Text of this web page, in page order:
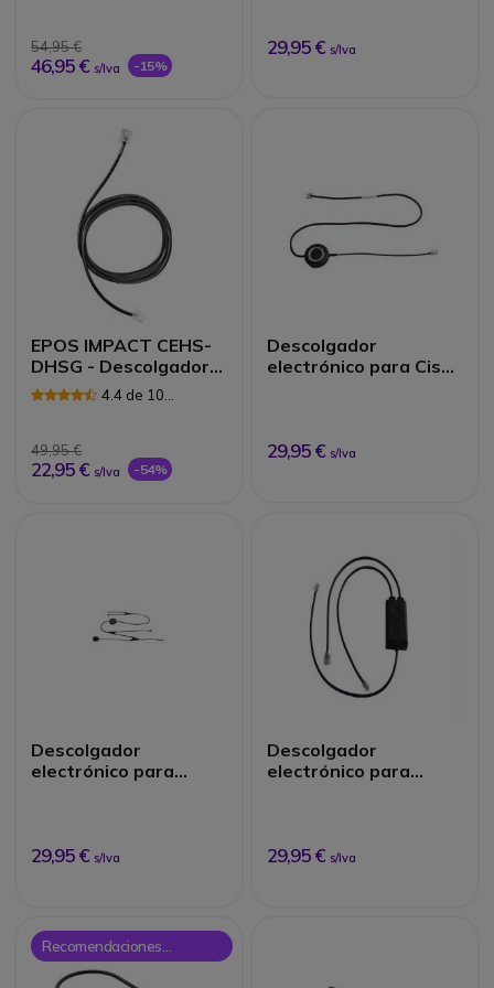
54,95 €
46,95 € s/Iva -15%
29,95 € s/Iva
EPOS IMPACT CEHS-
DHSG - Descolgador
electr
4.4 de 10
49,95 €
22,95 € s/Iva -54%
Descolgador
electrónico para Cisco
29,95 € s/Iva
Descolgador
electrónico para
29,95 € s/Iva
Descolgador
electrónico para
29,95 € s/Iva
Recomendaciones
Onedirect